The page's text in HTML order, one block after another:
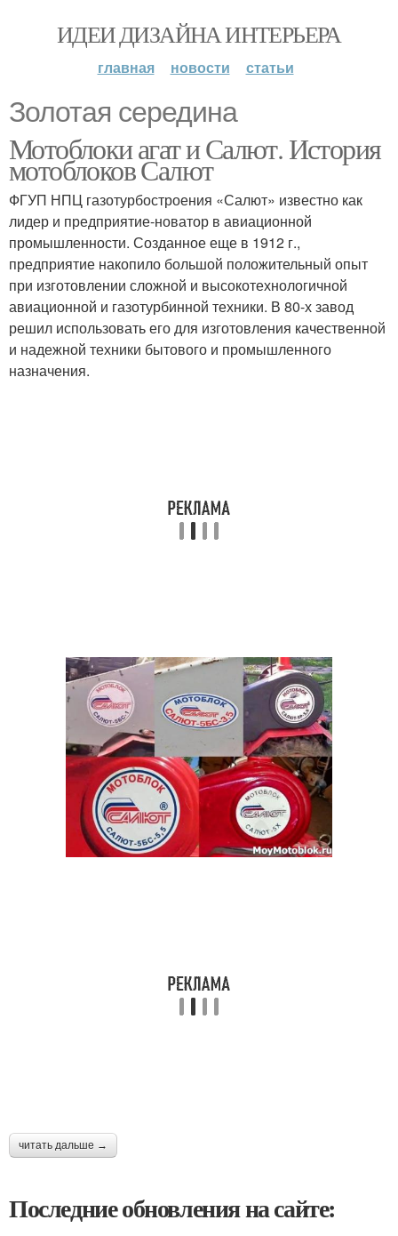
ИДЕИ ДИЗАЙНА ИНТЕРЬЕРА
главная новости статьи
Золотая середина
Мотоблоки агат и Салют. История
мотоблоков Салют
ФГУП НПЦ газотурбостроения «Салют» известно как
лидер и предприятие-новатор в авиационной
промышленности. Созданное еще в 1912 г.,
предприятие накопило большой положительный опыт
при изготовлении сложной и высокотехнологичной
авиационной и газотурбинной техники. В 80-х завод
решил использовать его для изготовления качественной
и надежной техники бытового и промышленного
назначения.
читать дальше →
Последние обновления на сайте: